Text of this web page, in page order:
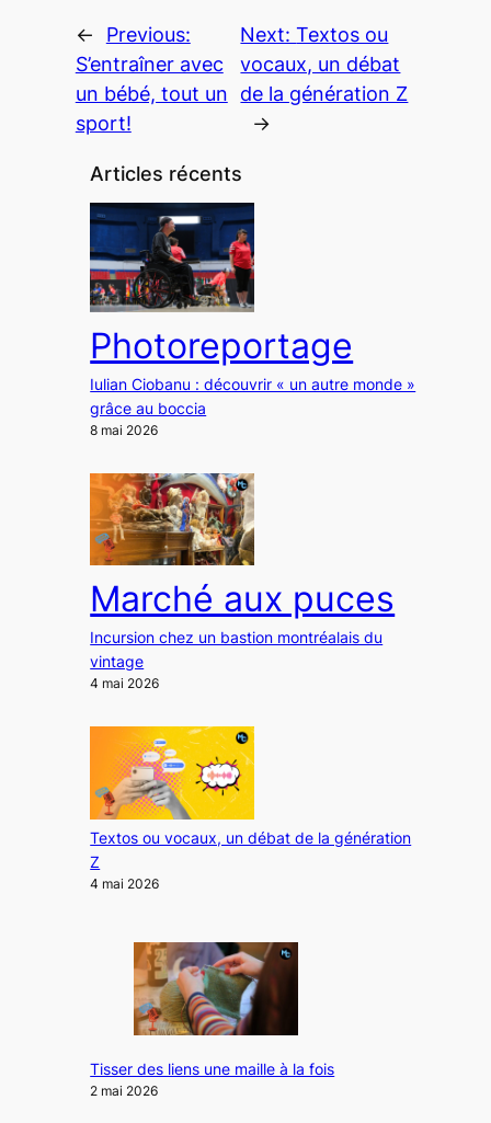
←
Previous:
S’entraîner avec
un bébé, tout un
sport!
Next:Textos ou
vocaux, un débat
de la génération Z
→
Articles récents
Photoreportage
Iulian Ciobanu : découvrir « un autre monde »
grâce au boccia
8 mai 2026
Marché aux puces
Incursion chez un bastion montréalais du
vintage
4 mai 2026
Textos ou vocaux, un débat de la génération
Z
4 mai 2026
Tisser des liens une maille à la fois
2 mai 2026